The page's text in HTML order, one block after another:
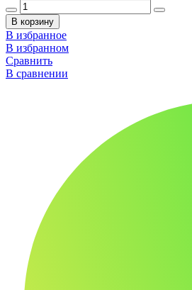
В корзину
В избранное
В избранном
Сравнить
В сравнении